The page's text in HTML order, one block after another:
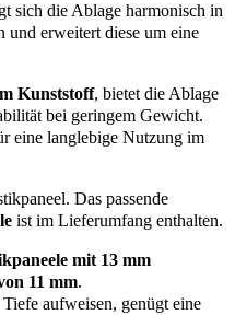
sich die Ablage harmonisch in
und erweitert diese um eine
Kunststoff, bietet die Ablage
bei geringem Gewicht.
eine langlebige Nutzung im
Das passende
ist im Lieferumfang enthalten.
mit 13 mm
11 mm.
aufweisen, genügt eine